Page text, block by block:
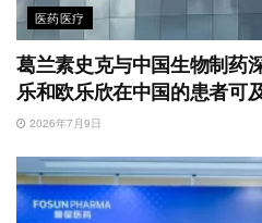
医药医疗
葛兰素史克与中国生物制药
乐和欧乐欣在中国的患者可
2026年7月9日